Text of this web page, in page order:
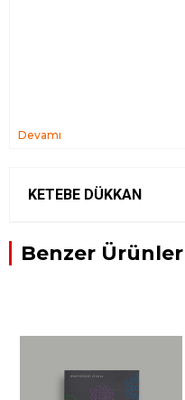
Devamı
KETEBE DÜKKAN
Benzer Ürünler